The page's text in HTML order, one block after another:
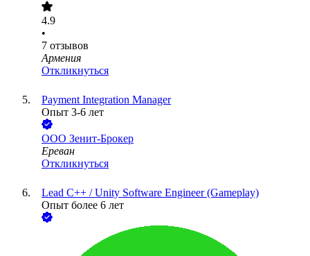
4.9
•
7 отзывов
Армения
Откликнуться
Payment Integration Manager
Опыт 3-6 лет
ООО Зенит-Брокер
Ереван
Откликнуться
Lead C++ / Unity Software Engineer (Gameplay)
Опыт более 6 лет